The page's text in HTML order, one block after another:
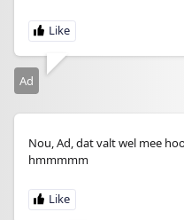
Ad
Nou, Ad, dat valt wel mee
hmmmmm